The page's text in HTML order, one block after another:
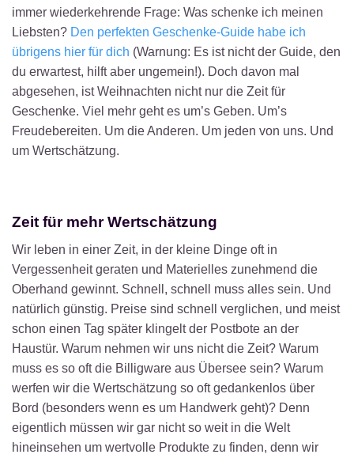
immer wiederkehrende Frage: Was schenke ich meinen
Liebsten? Den perfekten Geschenke-Guide habe ich
übrigens hier für dich (Warnung: Es ist nicht der Guide, den
du erwartest, hilft aber ungemein!). Doch davon mal
abgesehen, ist Weihnachten nicht nur die Zeit für
Geschenke. Viel mehr geht es um’s Geben. Um’s
Freudebereiten. Um die Anderen. Um jeden von uns. Und
um Wertschätzung.
Zeit für mehr Wertschätzung
Wir leben in einer Zeit, in der kleine Dinge oft in
Vergessenheit geraten und Materielles zunehmend die
Oberhand gewinnt. Schnell, schnell muss alles sein. Und
natürlich günstig. Preise sind schnell verglichen, und meist
schon einen Tag später klingelt der Postbote an der
Haustür. Warum nehmen wir uns nicht die Zeit? Warum
muss es so oft die Billigware aus Übersee sein? Warum
werfen wir die Wertschätzung so oft gedankenlos über
Bord (besonders wenn es um Handwerk geht)? Denn
eigentlich müssen wir gar nicht so weit in die Welt
hineinsehen um wertvolle Produkte zu finden, denn wir